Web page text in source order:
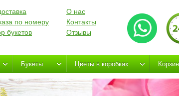
по номеру
букетов
О нас
Контакты
Отзывы
Букеты Цветы в коробках